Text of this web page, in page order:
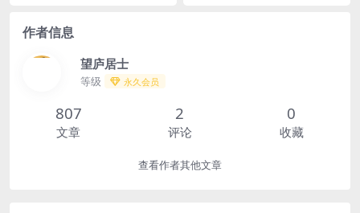
作者信息
望庐居士
等级 永久会员
807
文章
2
评论
0
收藏
查看作者其他文章